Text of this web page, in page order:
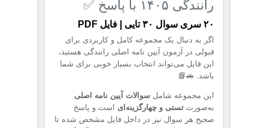
رانندگی ۱۴۰۵ با پاسخ ✅
۲۰ سری سوال ۳۰ تایی | فایل PDF
اگر به دنبال یک مجموعه کامل و کاربردی برای
قبولی در آزمون آیین نامه اصلی رانندگی هستید،
این فایل می‌تواند انتخاب بسیار خوبی برای شما
باشد. 🚗📘
این مجموعه شامل سوالات آیین نامه اصلی
به‌صورت تستی و چهارگزینه‌ای است و پاسخ
صحیح هر سوال نیز در داخل فایل مشخص شده تا